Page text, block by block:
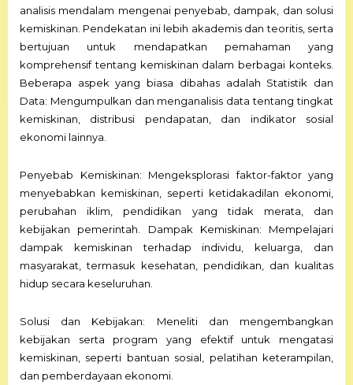
analisis mendalam mengenai penyebab, dampak, dan solusi
kemiskinan. Pendekatan ini lebih akademis dan teoritis, serta
bertujuan untuk mendapatkan pemahaman yang
komprehensif tentang kemiskinan dalam berbagai konteks.
Beberapa aspek yang biasa dibahas adalah Statistik dan
Data: Mengumpulkan dan menganalisis data tentang tingkat
kemiskinan, distribusi pendapatan, dan indikator sosial
ekonomi lainnya.
Penyebab Kemiskinan: Mengeksplorasi faktor-faktor yang
menyebabkan kemiskinan, seperti ketidakadilan ekonomi,
perubahan iklim, pendidikan yang tidak merata, dan
kebijakan pemerintah. Dampak Kemiskinan: Mempelajari
dampak kemiskinan terhadap individu, keluarga, dan
masyarakat, termasuk kesehatan, pendidikan, dan kualitas
hidup secara keseluruhan.
Solusi dan Kebijakan: Meneliti dan mengembangkan
kebijakan serta program yang efektif untuk mengatasi
kemiskinan, seperti bantuan sosial, pelatihan keterampilan,
dan pemberdayaan ekonomi.